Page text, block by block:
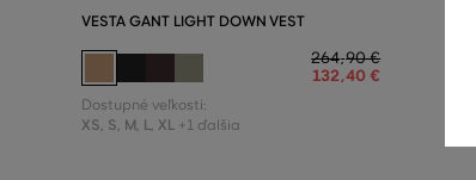
VESTA GANT LIGHT DOWN VEST
264,90 €
132,40 €
Dostupné veľkosti:
XS, S, M, L, XL +1 ďalšia